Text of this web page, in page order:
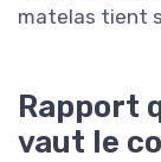
matelas tient
Rapport
vaut le